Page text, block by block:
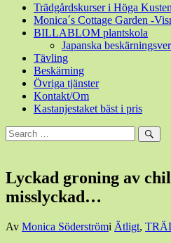
Trädgårdskurser i Höga Kusten
Monica´s Cottage Garden -
BILLABLOM plantskola
Japanska
Tävling
Beskärning
Övriga tjänster
Kontakt/Om
Kastanjestaket bäst i pris
Sök
efter:
Sök
Lyckad groning av
misslyckad…
Den
Av Monica Söderströmi Ätligt,